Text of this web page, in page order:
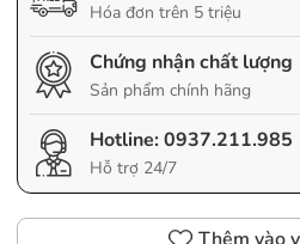
Hóa đơn trên 5 triệu
Chứng nhận chất lượng
Sản phẩm chính hãng
Hotline:0937.211.985
Hỗ trợ 24/7